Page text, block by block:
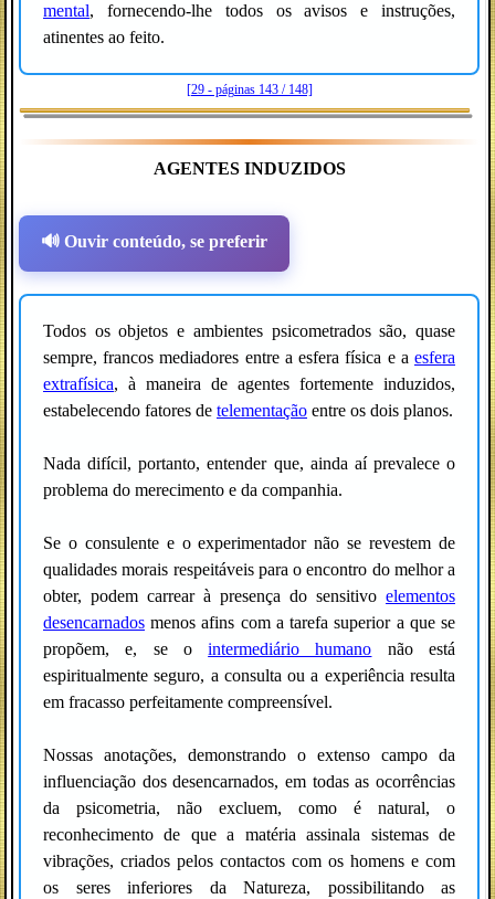
mental, fornecendo-lhe todos os avisos e instruções,
atinentes ao feito.
[29 - páginas 143 / 148]
AGENTES INDUZIDOS
🔊 Ouvir conteúdo, se preferir
Todos os objetos e ambientes psicometrados são, quase
sempre, francos mediadores entre a esfera física e a esfera
extrafísica, à maneira de agentes fortemente induzidos,
estabelecendo fatores de telementação entre os dois planos.
Nada difícil, portanto, entender que, ainda aí prevalece o
problema do merecimento e da companhia.
Se o consulente e o experimentador não se revestem de
qualidades morais respeitáveis para o encontro do melhor a
obter, podem carrear à presença do sensitivo elementos
desencarnados menos afins com a tarefa superior a que se
propõem, e, se ointermediário humano não está
espiritualmente seguro, a consulta ou a experiência resulta
em fracasso perfeitamente compreensível.
Nossas anotações, demonstrando o extenso campo da
influenciação dos desencarnados, em todas as ocorrências
da psicometria, não excluem, como é natural, o
reconhecimento de que a matéria assinala sistemas de
vibrações, criados pelos contactos com os homens e com
os seres inferiores da Natureza, possibilitando as